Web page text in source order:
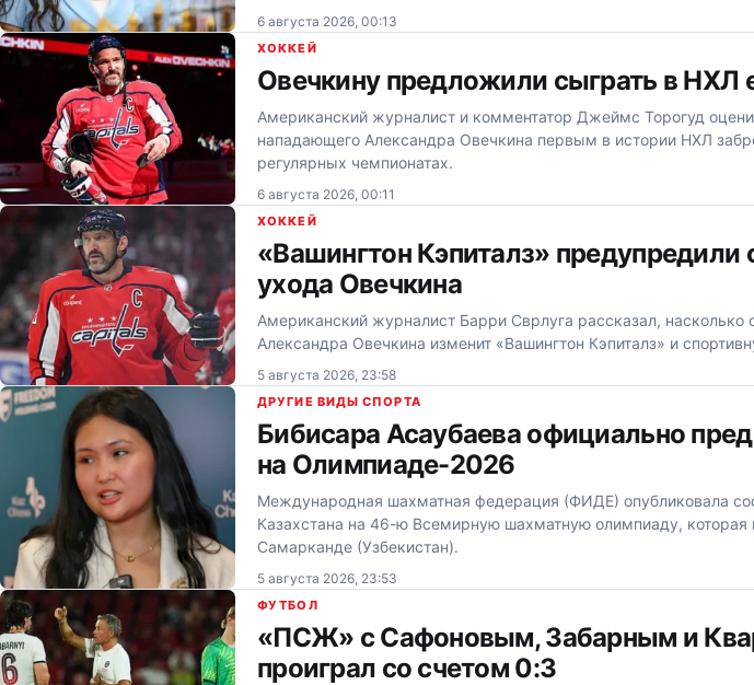
6 августа 2026, 00:13
ХОККЕЙ
Овечкину предложили сыграть в НХЛ
Американский журналист и комментатор Джеймс Торогуд
нападающего Александра Овечкина первым в истории НХЛ
регулярных чемпионатах.
6 августа 2026, 00:11
ХОККЕЙ
«Вашингтон Кэпиталз» предупредили
ухода Овечкина
Американский журналист Барри Сврлуга рассказал, насколько
Александра Овечкина изменит «Вашингтон Кэпиталз» и
5 августа 2026, 23:58
ДРУГИЕ ВИДЫ СПОРТА
Бибисара Асаубаева официально
на Олимпиаде-2026
Международная шахматная федерация (ФИДЕ) опубликовала
Казахстана на 46-ю Всемирную шахматную олимпиаду, которая
Самарканде (Узбекистан).
5 августа 2026, 23:53
ФУТБОЛ
«ПСЖ» с Сафоновым, Забарным и
проиграл со счетом 0:3